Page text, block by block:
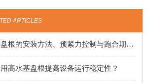
ARTICLES
水泵专用高水基盘根的安装方法、预紧力控制与跑合期注意事项
高水基盘根提高设备运行稳定性？